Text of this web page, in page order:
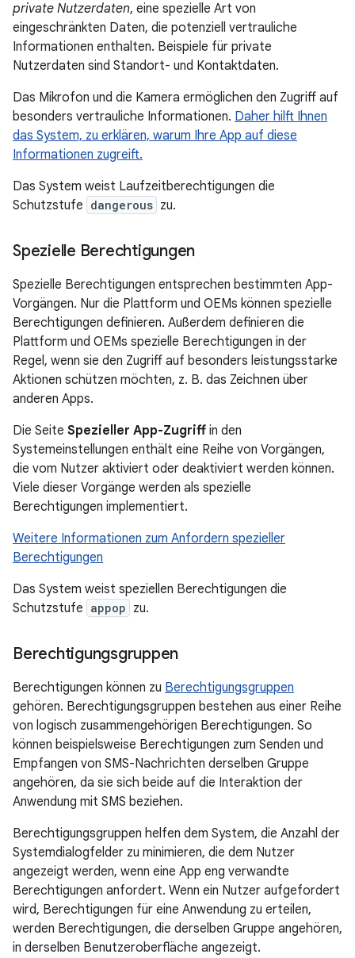
private Nutzerdaten, eine spezielle Art von
eingeschränkten Daten, die potenziell vertrauliche
Informationen enthalten. Beispiele für private
Nutzerdaten sind Standort- und Kontaktdaten.
Das Mikrofon und die Kamera ermöglichen den Zugriff auf
besonders vertrauliche Informationen. Daher hilft Ihnen
das System, zu erklären, warum Ihre App auf diese
Informationen zugreift.
Das System weist Laufzeitberechtigungen die
Schutzstufe dangerous zu.
Spezielle Berechtigungen
Spezielle Berechtigungen entsprechen bestimmten App-
Vorgängen. Nur die Plattform und OEMs können spezielle
Berechtigungen definieren. Außerdem definieren die
Plattform und OEMs spezielle Berechtigungen in der
Regel, wenn sie den Zugriff auf besonders leistungsstarke
Aktionen schützen möchten, z. B. das Zeichnen über
anderen Apps.
Die Seite Spezieller App-Zugriff in den
Systemeinstellungen enthält eine Reihe von Vorgängen,
die vom Nutzer aktiviert oder deaktiviert werden können.
Viele dieser Vorgänge werden als spezielle
Berechtigungen implementiert.
Weitere Informationen zum Anfordern spezieller
Berechtigungen
Das System weist speziellen Berechtigungen die
Schutzstufe appop zu.
Berechtigungsgruppen
Berechtigungen können zu Berechtigungsgruppen
gehören. Berechtigungsgruppen bestehen aus einer Reihe
von logisch zusammengehörigen Berechtigungen. So
können beispielsweise Berechtigungen zum Senden und
Empfangen von SMS-Nachrichten derselben Gruppe
angehören, da sie sich beide auf die Interaktion der
Anwendung mit SMS beziehen.
Berechtigungsgruppen helfen dem System, die Anzahl der
Systemdialogfelder zu minimieren, die dem Nutzer
angezeigt werden, wenn eine App eng verwandte
Berechtigungen anfordert. Wenn ein Nutzer aufgefordert
wird, Berechtigungen für eine Anwendung zu erteilen,
werden Berechtigungen, die derselben Gruppe angehören,
in derselben Benutzeroberfläche angezeigt.